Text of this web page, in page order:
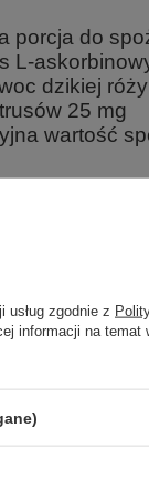
porcja do
L-
dzikiej
25 mg
wartość
zgodnie z
informacji na